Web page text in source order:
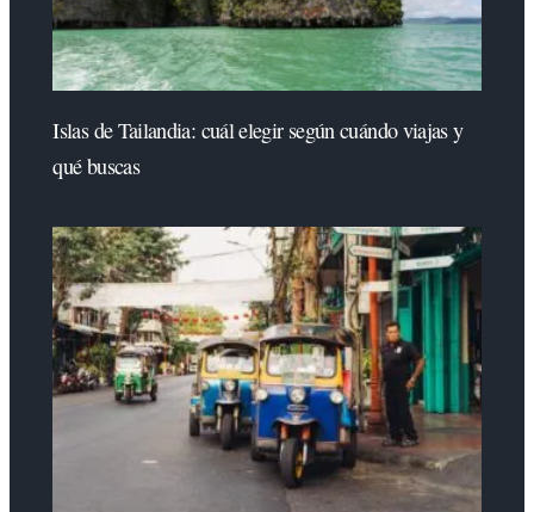
Islas de Tailandia: cuál elegir según cuándo viajas y
qué buscas